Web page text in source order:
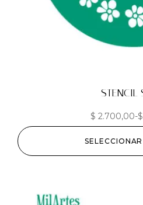
STENCIL
$ 2.700,00-$